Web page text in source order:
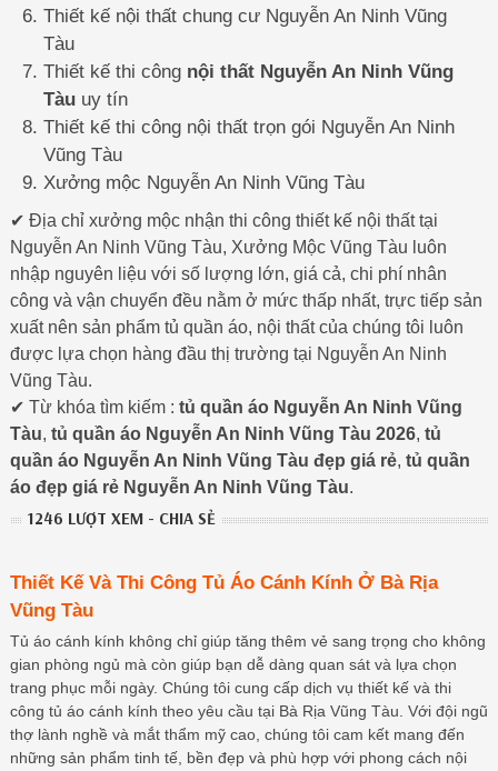
Thiết kế nội thất chung cư Nguyễn An Ninh Vũng
Tàu
Thiết kế thi công nội thất Nguyễn An Ninh Vũng
Tàuuy tín
Thiết kế thi công nội thất trọn gói Nguyễn An Ninh
Vũng Tàu
Xưởng mộc Nguyễn An Ninh Vũng Tàu
✔ Địa chỉ xưởng mộc nhận thi công thiết kế nội thất tại
Nguyễn An Ninh Vũng Tàu, Xưởng Mộc Vũng Tàu luôn
nhập nguyên liệu với số lượng lớn, giá cả, chi phí nhân
công và vận chuyển đều nằm ở mức thấp nhất, trực tiếp sản
xuất nên sản phẩm tủ quần áo, nội thất của chúng tôi luôn
được lựa chọn hàng đầu thị trường tại Nguyễn An Ninh
Vũng Tàu.
✔ Từ khóa tìm kiếm : tủ quần áo Nguyễn An Ninh Vũng
Tàu, tủ quần áo Nguyễn An Ninh Vũng Tàu 2026, tủ
quần áo Nguyễn An Ninh Vũng Tàu đẹp giá rẻ, tủ quần
áo đẹp giá rẻ Nguyễn An Ninh Vũng Tàu.
1246 LƯỢT XEM - CHIA SẺ
Thiết Kế Và Thi Công Tủ Áo Cánh Kính Ở Bà Rịa
Vũng Tàu
Tủ áo cánh kính không chỉ giúp tăng thêm vẻ sang trọng cho không
gian phòng ngủ mà còn giúp bạn dễ dàng quan sát và lựa chọn
trang phục mỗi ngày. Chúng tôi cung cấp dịch vụ thiết kế và thi
công tủ áo cánh kính theo yêu cầu tại Bà Rịa Vũng Tàu. Với đội ngũ
thợ lành nghề và mắt thẩm mỹ cao, chúng tôi cam kết mang đến
những sản phẩm tinh tế, bền đẹp và phù hợp với phong cách nội